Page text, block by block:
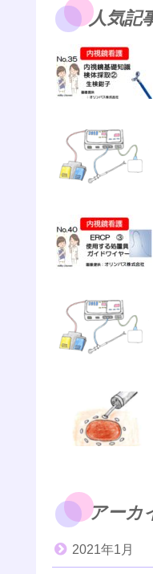
人気記
アーカ
2021年1月